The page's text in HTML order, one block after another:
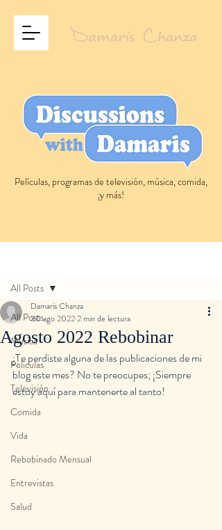
Películas, programas de televisión, música, comida,
¡y más!
All Posts
Musica
Peliculas
Televisión
Comida
Vida
Rebobinado Mensual
Entrevistas
Salud
All Posts
Agosto 2022 Rebobinar
Damaris Chanza
30 ago 20222 min de lectura
¿Te perdiste alguna de las publicaciones de mi
blog este mes? No te preocupes; ¡Siempre
estoy aquí para mantenerte al tanto!